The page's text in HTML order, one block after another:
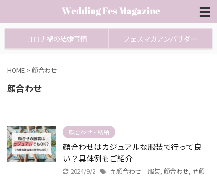
コロナ禍の結婚事情 フェスマガアンバサダー
HOME > 顔合わせ
顔合わせ
顔合わせ・結納
顔合わせはカジュアルな服装で行って良
い？具体例もご紹介
2024/9/2 ＃顔合わせ 服装, 顔合わせ, ＃顔